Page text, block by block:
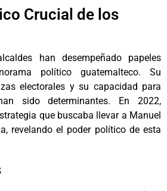
Crucial de los
han desempeñado papeles
político guatemalteco. Su
electorales y su capacidad para
sido determinantes. En 2022,
que buscaba llevar a Manuel
revelando el poder político de esta